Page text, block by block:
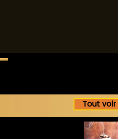
Tout voir